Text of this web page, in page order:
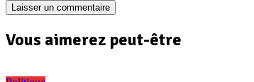
Vous aimerez peut-être